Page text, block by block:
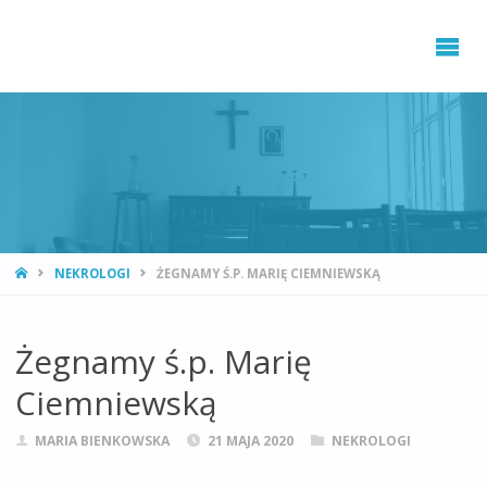
STRONA
NEKROLOGI ŻEGNAMY Ś.P. MARIĘ CIEMNIEWSKĄ
Żegnamy ś.p. Marię
Ciemniewską
MARIA BIENKOWSKA 21 MAJA 2020 NEKROLOGI